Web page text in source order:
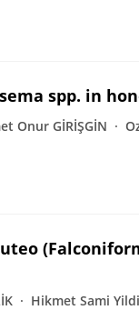
spp. in
Onur GİRİŞGİN
Hikmet Sami